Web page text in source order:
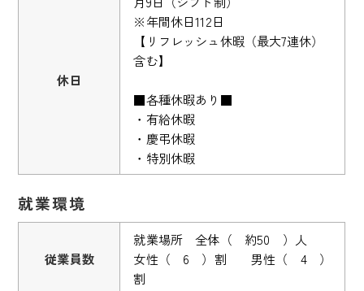
休日
※年間休日112日
【リフレッシュ休暇（最大7連休）
含む】
■各種休暇あり■
・有給休暇
・慶弔休暇
・特別休暇
就業環境
従業員数
就業場所 全体（ 約50 ）人
女性（ 6 ）割 男性（ 4 ）
割